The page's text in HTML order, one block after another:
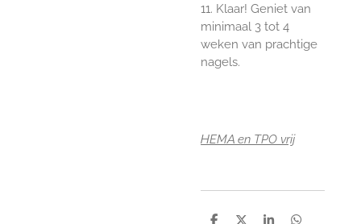
11. Klaar! Geniet van
minimaal 3 tot 4
weken van prachtige
nagels.
HEMA en TPO vrij